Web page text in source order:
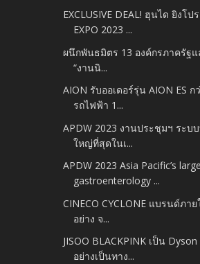
EXCLUSIVE DEAL! ฮุนได ยิงโ
EXPO 2023 ...
ผนึกพันธมิตร 13 องค์กรภาครัฐแ
“งานนิ...
AION รับออเดอร์รุ่น AION ES
รถไฟฟ้า 1...
APDW 2023 งานประชุมฯ ระบ
ใหญ่ที่สุดในเ...
APDW 2023 Asia Pacific’s
gastroenterology ...
CINECO CYCLONE แบรนด์ภา
อย่าง จ...
JISOO BLACKPINK เป็น
อย่างเป็นทาง...